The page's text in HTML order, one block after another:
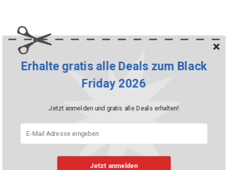
Jetzt anmelden
Erhalte gratis alle Deals zum Black
Friday 2026
Jetzt anmelden und gratis alle Deals erhalten!